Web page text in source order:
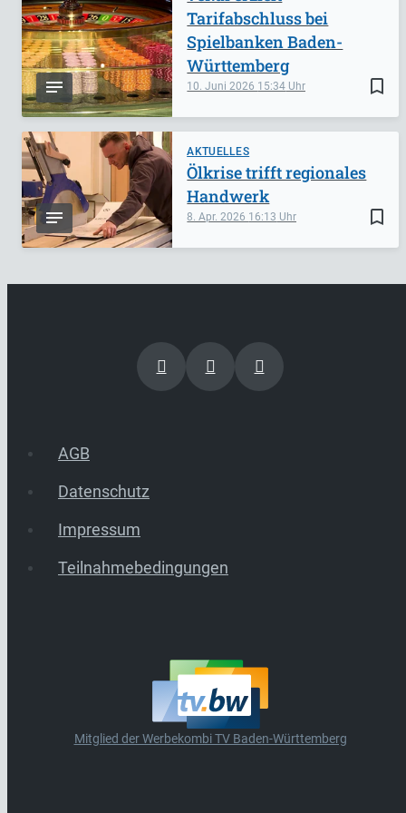
bookmark_border
10. Juni 2026 15:34
Tarifabschluss bei
Spielbanken Baden-
Württemberg
AKTUELLES
bookmark_border
8. Apr. 2026 16:13
Ölkrise trifft regionales
Handwerk
AGB
Datenschutz
Impressum
Teilnahmebedingungen
Mitglied der Werbekombi TV Baden-Württemberg